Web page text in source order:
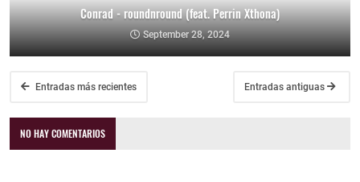
Conrad - roundnround (feat. Perrin Xthona)
September 28, 2024
Entradas más recientes Entradas antiguas
NO HAY COMENTARIOS